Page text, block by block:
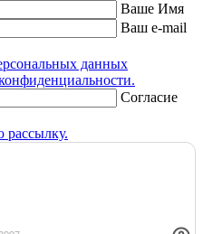
Ваше Имя
Ваш e-mail
данных
Согласие
рассылку.